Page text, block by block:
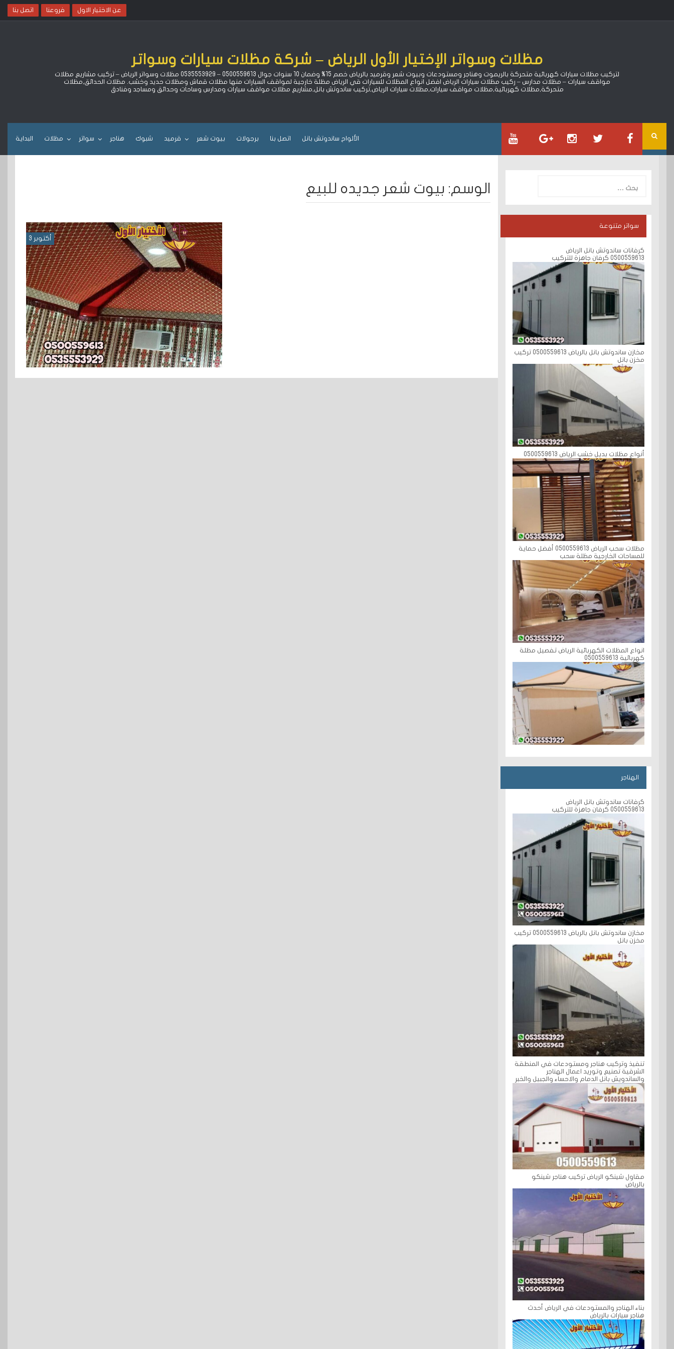
عن الاختيار الاول فروعنا اتصل بنا
مظلات وسواتر الإختيار الأول الرياض – شركة مظلات سيارات وسواتر
لتركيب مظلات سيارات كهربائية متحركة بالريموت وهناجر ومستودعات وبيوت شعر وقرميد بالرياض خصم 15% ‏وضمان 10 سنوات جوال 0500559613 – 0535553929 مظلات وسواتر الرياض – تركيب مشاريع مظلات
مواقف سيارات – مظلات مدارس – ركيب مظلات سيارات الرياض افضل انواع المظلات للسيارات قي الرياض مظلة خارجية لمواقف السيارات منها مظلات قماش ومظلات حديد وخشب. مظلات الحدائق,مظلات
متحركة,مظلات كهربائية,مظلات مواقف سيارات,مظلات سيارات الرياض,تركيب ساندوتش بانل,مشاريع مظلات مواقف سيارات ومدارس وساحات وحدائق ومساجد وفنادق
البداية مظلات سواتر هناجر شبوك قرميد بيوت شعر برجولات اتصل بنا الألواح ساندوتش بانل
الوسم: بيوت شعر جديده للبيع
أكتوبر 3
عن:
سواتر متنوعة
كرفانات ساندوتش بانل الرياض
0500559613 كرفان جاهزة للتركيب
مخازن ساندوتش بانل بالرياض 0500559613 تركيب
مخزن بانل
أنواع مظلات بديل خشب الرياض 0500559613
مظلات سحب الرياض 0500559613 أفضل حماية
للمساحات الخارجية مظلة سحب
انواع المظلات الكهربائية الرياض تفصيل مظلة
كهربائية 0500559613
الهناجر
كرفانات ساندوتش بانل الرياض
0500559613 كرفان جاهزة للتركيب
مخازن ساندوتش بانل بالرياض 0500559613 تركيب
مخزن بانل
تنفيذ وتركيب هناجر ومستودعات في المنطقة
الشرقية تصنيع وتوريد اعمال الهناجر
والساندويش بانل الدمام والاحساء والجبيل والخبر
مقاول شينكو الرياض تركيب هناجر شينكو
بالرياض
بناء الهناجر والمستودعات في الرياض أحدث
هناجر سيارات بالرياض